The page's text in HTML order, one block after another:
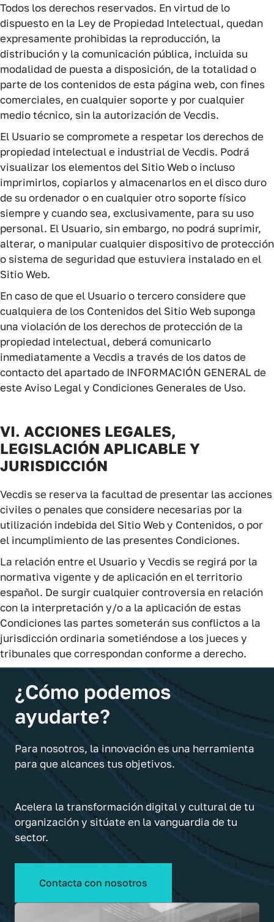
Todos los derechos reservados. En virtud de lo
dispuesto en la Ley de Propiedad Intelectual, quedan
expresamente prohibidas la reproducción, la
distribución y la comunicación pública, incluida su
modalidad de puesta a disposición, de la totalidad o
parte de los contenidos de esta página web, con fines
comerciales, en cualquier soporte y por cualquier
medio técnico, sin la autorización de Vecdis.
El Usuario se compromete a respetar los derechos de
propiedad intelectual e industrial de Vecdis. Podrá
visualizar los elementos del Sitio Web o incluso
imprimirlos, copiarlos y almacenarlos en el disco duro
de su ordenador o en cualquier otro soporte físico
siempre y cuando sea, exclusivamente, para su uso
personal. El Usuario, sin embargo, no podrá suprimir,
alterar, o manipular cualquier dispositivo de protección
o sistema de seguridad que estuviera instalado en el
Sitio Web.
En caso de que el Usuario o tercero considere que
cualquiera de los Contenidos del Sitio Web suponga
una violación de los derechos de protección de la
propiedad intelectual, deberá comunicarlo
inmediatamente a Vecdis a través de los datos de
contacto del apartado de INFORMACIÓN GENERAL de
este Aviso Legal y Condiciones Generales de Uso.
VI. ACCIONES LEGALES,
LEGISLACIÓN APLICABLE Y
JURISDICCIÓN
Vecdis se reserva la facultad de presentar las acciones
civiles o penales que considere necesarias por la
utilización indebida del Sitio Web y Contenidos, o por
el incumplimiento de las presentes Condiciones.
La relación entre el Usuario y Vecdis se regirá por la
normativa vigente y de aplicación en el territorio
español. De surgir cualquier controversia en relación
con la interpretación y/o a la aplicación de estas
Condiciones las partes someterán sus conflictos a la
jurisdicción ordinaria sometiéndose a los jueces y
tribunales que correspondan conforme a derecho.
¿Cómo podemos
ayudarte?
Para nosotros, la innovación es una herramienta
para que alcances tus objetivos.
Acelera la transformación digital y cultural de tu
organización y sitúate en la vanguardia de tu
sector.
Contacta con nosotros